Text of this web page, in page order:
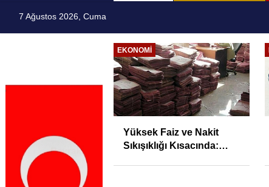
7 Ağustos 2026, Cuma
%31,75;
%50,49 olarak
EKONOMI
Yüksek Faiz ve Nakit
Sıkışıklığı Kısacında: